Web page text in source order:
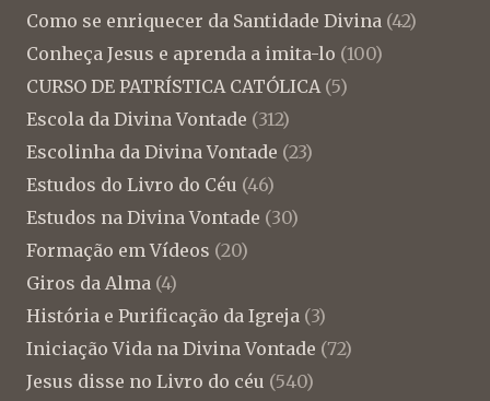
Como se enriquecer da Santidade Divina (42)
Conheça Jesus e aprenda a imita-lo (100)
CURSO DE PATRÍSTICA CATÓLICA (5)
Escola da Divina Vontade (312)
Escolinha da Divina Vontade (23)
Estudos do Livro do Céu (46)
Estudos na Divina Vontade (30)
Formação em Vídeos (20)
Giros da Alma (4)
História e Purificação da Igreja (3)
Iniciação Vida na Divina Vontade (72)
Jesus disse no Livro do céu (540)